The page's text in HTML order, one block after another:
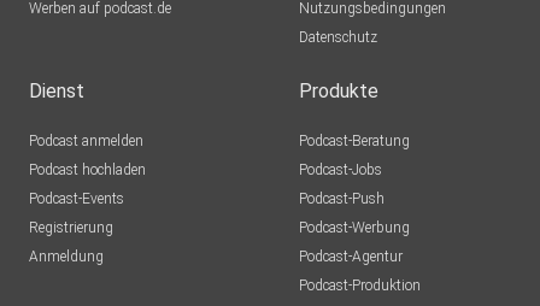
Werben auf podcast.de
Nutzungsbedingungen
Datenschutz
Dienst
Podcast anmelden
Podcast hochladen
Podcast-Events
Registrierung
Anmeldung
Produkte
Podcast-Beratung
Podcast-Jobs
Podcast-Push
Podcast-Werbung
Podcast-Agentur
Podcast-Produktion